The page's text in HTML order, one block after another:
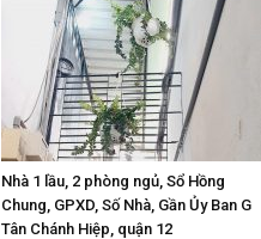
Nhà 1 lầu, 2 phòng ngủ, Sổ Hồng
Chung, GPXD, Số Nhà, Gần Ủy Ban G
Tân Chánh Hiệp, quận 12